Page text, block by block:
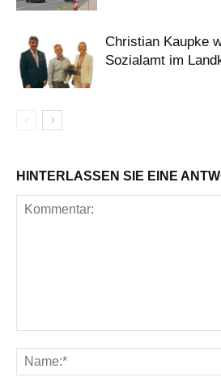
Christian Kaupke
Sozialamt im
HINTERLASSEN SIE EINE